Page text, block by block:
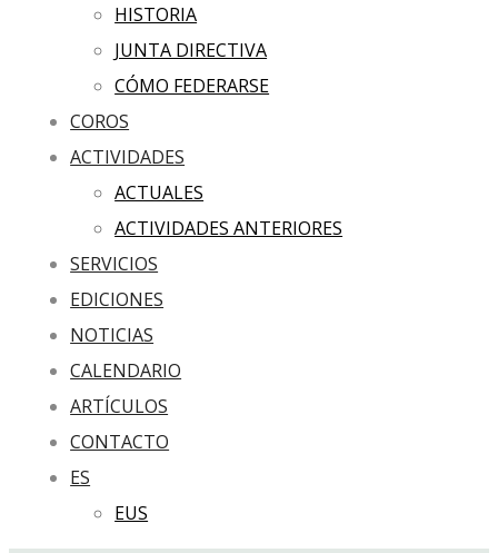
HISTORIA
JUNTA DIRECTIVA
CÓMO FEDERARSE
COROS
ACTIVIDADES
ACTUALES
ACTIVIDADES ANTERIORES
SERVICIOS
EDICIONES
NOTICIAS
CALENDARIO
ARTÍCULOS
CONTACTO
ES
EUS